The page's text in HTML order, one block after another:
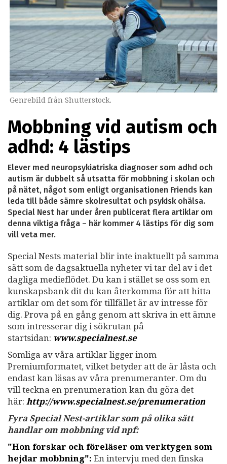
Genrebild från Shutterstock.
Mobbning vid autism och
adhd: 4 lästips
Elever med neuropsykiatriska diagnoser som adhd och
autism är dubbelt så utsatta för mobbning i skolan och
på nätet, något som enligt organisationen Friends kan
leda till både sämre skolresultat och psykisk ohälsa.
Special Nest har under åren publicerat flera artiklar om
denna viktiga fråga – här kommer 4 lästips för dig som
vill veta mer.
Special Nests material blir inte inaktuellt på samma
sätt som de dagsaktuella nyheter vi tar del av i det
dagliga medieflödet. Du kan i stället se oss som en
kunskapsbank dit du kan återkomma för att hitta
artiklar om det som för tillfället är av intresse för
dig. Prova på en gång genom att skriva in ett ämne
som intresserar dig i sökrutan på
startsidan: www.specialnest.se
Somliga av våra artiklar ligger inom
Premiumformatet, vilket betyder att de är låsta och
endast kan läsas av våra prenumeranter. Om du
vill teckna en prenumeration kan du göra det
här: http://www.specialnest.se/prenumeration
Fyra Special Nest-artiklar som på olika sätt
handlar om mobbning vid npf:
"Hon forskar och föreläser om verktygen som
hejdar mobbning": En intervju med den finska